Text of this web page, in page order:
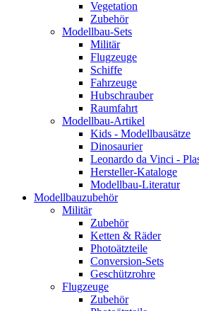
Vegetation
Zubehör
Modellbau-Sets
Militär
Flugzeuge
Schiffe
Fahrzeuge
Hubschrauber
Raumfahrt
Modellbau-Artikel
Kids - Modellbausätze
Dinosaurier
Leonardo da Vinci -
Hersteller-Kataloge
Modellbau-Literatur
Modellbauzubehör
Militär
Zubehör
Ketten & Räder
Photoätzteile
Conversion-Sets
Geschützrohre
Flugzeuge
Zubehör